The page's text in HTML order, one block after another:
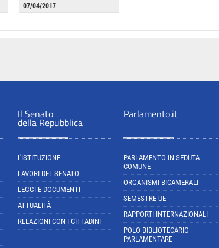
07/04/2017
Il Senato
della Repubblica
L'ISTITUZIONE
LAVORI DEL SENATO
LEGGI E DOCUMENTI
ATTUALITÀ
RELAZIONI CON I CITTADINI
Parlamento.it
PARLAMENTO IN SEDUTA
COMUNE
ORGANISMI BICAMERALI
SEMESTRE UE
RAPPORTI INTERNAZIONALI
POLO BIBLIOTECARIO
PARLAMENTARE